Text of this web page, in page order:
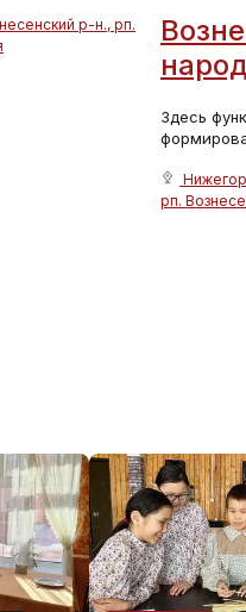
р-н., рп.
Здесь
рп.